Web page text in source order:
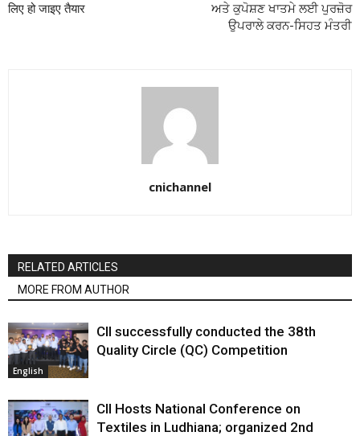
लिए हो जाइए तैयार
ਅਤੇ ਕੁਪੋਸ਼ਣ ਖਾਤਮੇ ਲਈ ਪੁਰਜ਼ੋਰ
ਉਪਰਾਲੇ ਕਰਨ-ਸਿਹਤ ਮੰਤਰੀ
cnichannel
RELATED ARTICLES
MORE FROM AUTHOR
English
CII successfully conducted the 38th
Quality Circle (QC) Competition
CII Hosts National Conference on
Textiles in Ludhiana; organized 2nd